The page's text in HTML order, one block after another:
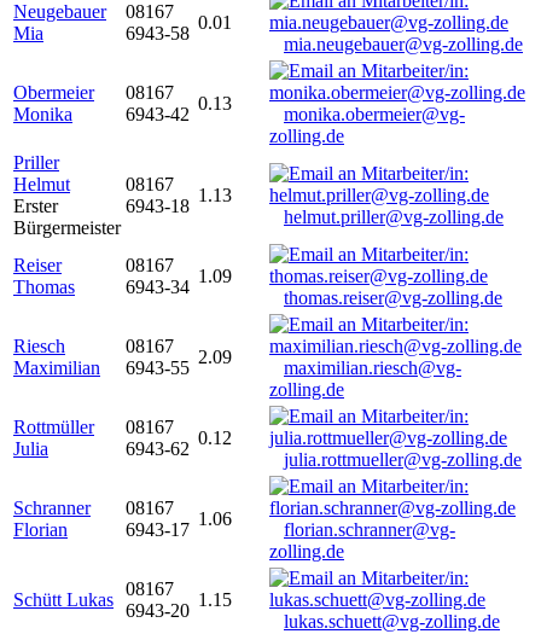
Neugebauer
Mia
08167
6943-58
0.01
mia.neugebauer@vg-zolling.de
Obermeier
Monika
08167
6943-42
0.13
monika.obermeier@vg-
zolling.de
Priller
Helmut
Erster
Bürgermeister
08167
6943-18
1.13
helmut.priller@vg-zolling.de
Reiser
Thomas
08167
6943-34
1.09
thomas.reiser@vg-zolling.de
Riesch
Maximilian
08167
6943-55
2.09
maximilian.riesch@vg-
zolling.de
Rottmüller
Julia
08167
6943-62
0.12
julia.rottmueller@vg-zolling.de
Schranner
Florian
08167
6943-17
1.06
florian.schranner@vg-
zolling.de
Schütt Lukas
08167
6943-20
1.15
lukas.schuett@vg-zolling.de